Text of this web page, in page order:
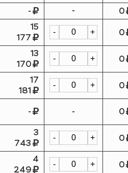
- - 0
15
177
- + 0
13
170
- + 0
17
181
- + 0
- - 0
3
743
- + 0
4
249
- + 0